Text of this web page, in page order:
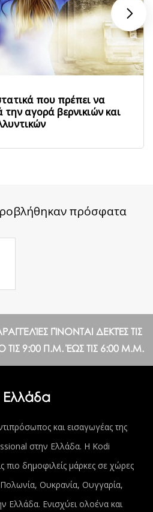
που πρέπει να
αγορά βερνικιών και
πρόσφατα
ΓΊΝΟΝΤΑΙ ΔΕΚΤΈΣ ΤΙΣ
9:00 Π.Μ. ΈΩΣ ΤΙΣ 6:00 Μ.Μ.
Ελλάδα
και εισαγωγέας της
στην Ελλάδα. Η Kodi
πιο δημοφιλείς μάρκες σε χώρες
Ουκρανία, Ουγγαρία,
Ελλάδα. Ενισχύει ολοένα και